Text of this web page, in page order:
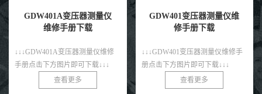
GDW401变压器测量仪维
修手册下载
↓↓↓GDW401变压器测量仪维修手
册点击下方图片即可下载↓↓↓
查看更多
GDW4011变压器测量仪维
修手册下载
↓↓↓GDW4011变压器测量仪维修手
册点击下方图片即可下载↓↓↓
查看更多